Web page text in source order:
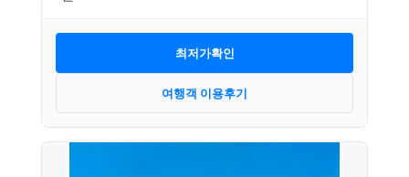
최저가확인
여행객 이용후기